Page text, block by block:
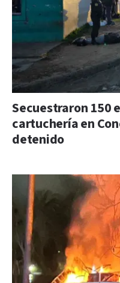
Secuestraron 150
cartuchería en
detenido